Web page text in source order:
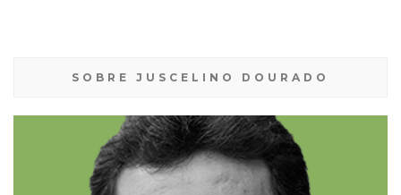
SOBRE JUSCELINO DOURADO